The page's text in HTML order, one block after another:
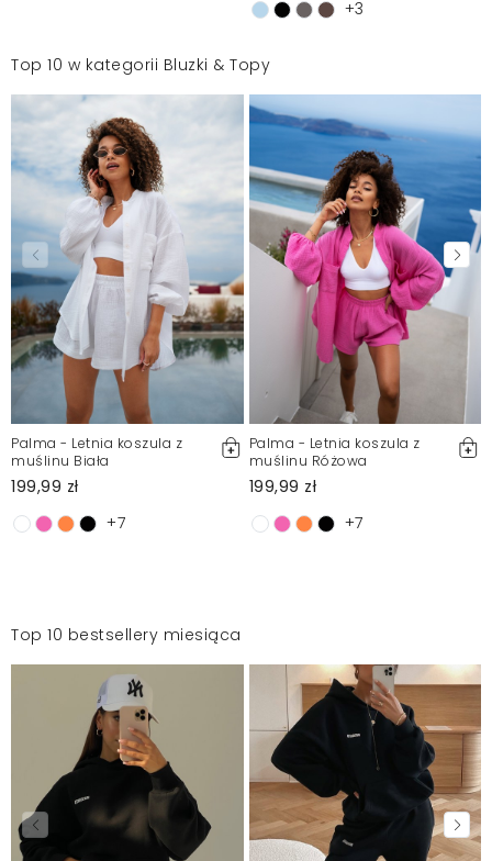
+3
Top 10 w kategorii Bluzki & Topy
Palma - Letnia koszula z
muślinu Biała
199,99 zł
+7
Palma - Letnia koszula z
muślinu Różowa
199,99 zł
+7
Top 10 bestsellery miesiąca